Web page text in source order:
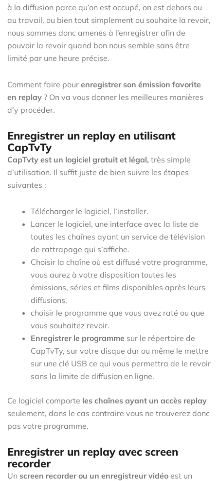
à la diffusion parce qu’on est occupé, on est dehors ou
au travail, ou bien tout simplement ou souhaite la revoir,
nous sommes donc amenés à l’enregistrer afin de
pouvoir la revoir quand bon nous semble sans être
limité par une heure précise.
Comment faire pour enregistrer son émission favorite
en replay ? On va vous donner les meilleures manières
d’y procéder.
Enregistrer un replay en utilisant
CapTvTy
CapTvty est un logiciel gratuit et légal, très simple
d’utilisation. Il suffit juste de bien suivre les étapes
suivantes :
Télécharger le logiciel, l’installer.
Lancer le logiciel, une interface avec la liste de
toutes les chaînes ayant un service de télévision
de rattrapage qui s’affiche.
Choisir la chaîne où est diffusé votre programme,
vous aurez à votre disposition toutes les
émissions, séries et films disponibles après leurs
diffusions.
choisir le programme que vous avez raté ou que
vous souhaitez revoir.
Enregistrer le programme sur le répertoire de
CapTvTy, sur votre disque dur ou même le mettre
sur une clé USB ce qui vous permettra de le revoir
sans la limite de diffusion en ligne.
Ce logiciel comporte les chaînes ayant un accès replay
seulement, dans le cas contraire vous ne trouverez donc
pas votre programme.
Enregistrer un replay avec screen
recorder
Un screen recorder ou un enregistreur vidéo est un